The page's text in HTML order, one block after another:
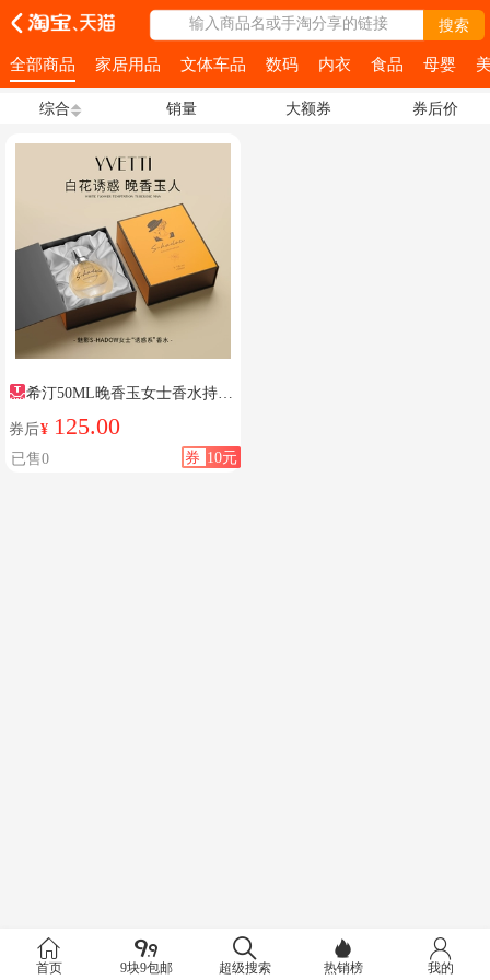
输入商品名或手淘分享的链接 搜索
全部商品 家居用品 文体车品 数码 内衣 食品 母婴
综合 销量 大额券 券后价
希汀50ML晚香玉女士香水持久
淡香
券后¥ 125.00
券 10元
已售0
首页 9块9包邮 超级搜索 热销榜 我的